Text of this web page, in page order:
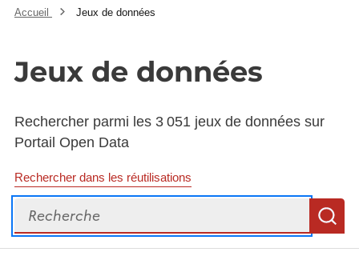
Accueil Jeux de données
Jeux de données
Rechercher parmi les 3 051 jeux de données sur
Portail Open Data
Rechercher dans les réutilisations
Recherche